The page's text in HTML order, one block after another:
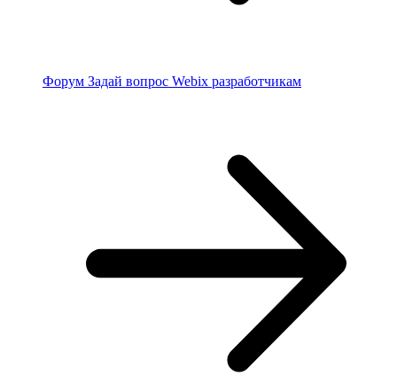
Форум Задай вопрос Webix разработчикам